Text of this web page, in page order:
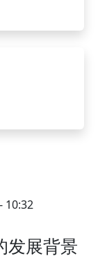
10:32
发展背景